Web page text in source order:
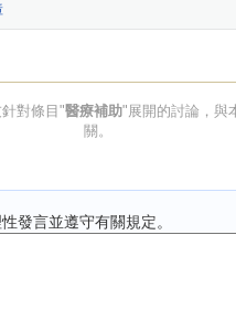
對條目"醫療補助"展開的討論，與
關。
發言並遵守有關規定。